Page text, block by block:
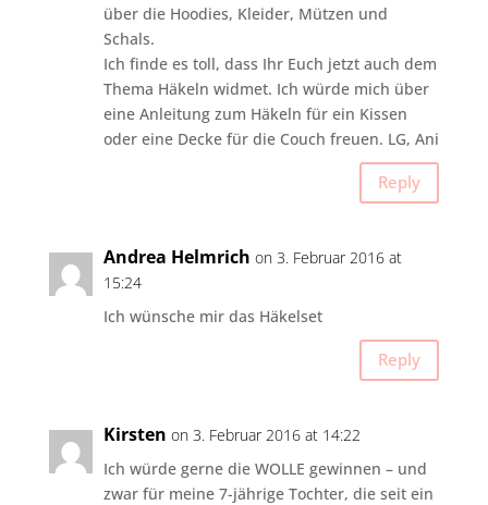
über die Hoodies, Kleider, Mützen und
Schals.
Ich finde es toll, dass Ihr Euch jetzt auch dem
Thema Häkeln widmet. Ich würde mich über
eine Anleitung zum Häkeln für ein Kissen
oder eine Decke für die Couch freuen. LG, Ani
Reply
Andrea Helmrich on 3. Februar 2016 at
15:24
Ich wünsche mir das Häkelset
Reply
Kirsten on 3. Februar 2016 at 14:22
Ich würde gerne die WOLLE gewinnen – und
zwar für meine 7-jährige Tochter, die seit ein